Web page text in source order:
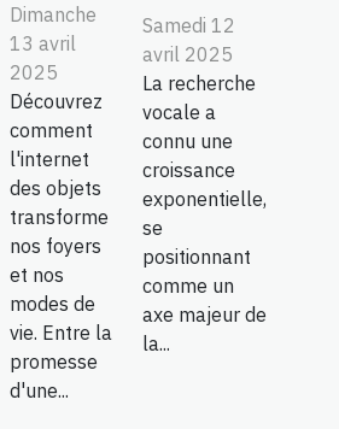
Dimanche
13 avril
2025
Découvrez
comment
l'internet
des objets
transforme
nos foyers
et nos
modes de
vie. Entre la
promesse
d'une...
Samedi 12
avril 2025
La recherche
vocale a
connu une
croissance
exponentielle,
se
positionnant
comme un
axe majeur de
la...